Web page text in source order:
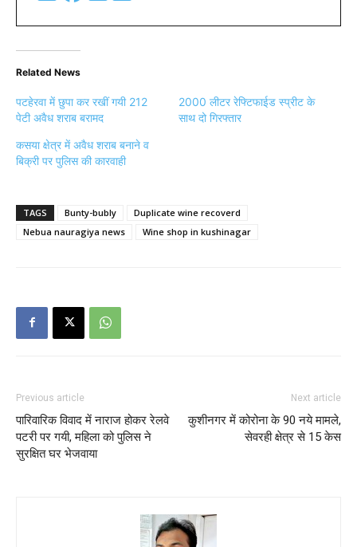
Related News
पटहेरवा में छुपा कर रखीं गयी 212
पेटी अवैध शराब बरामद
2000 लीटर रेफ्टिफाईड स्प्रीट के
साथ दो गिरफ्तार
कसया क्षेत्र में अवैध शराब बनाने व
बिक्री पर पुलिस की कारवाही
TAGS Bunty-bubly
Duplicate wine recoverd
Nebua nauragiya news
Wine shop in kushinagar
Previous article
पारिवारिक विवाद में नाराज होकर रेलवे
पटरी पर गयी, महिला को पुलिस ने
सुरक्षित घर भेजवाया
Next article
कुशीनगर में कोरोना के 90 नये मामले,
सेवरही क्षेत्र से 15 केस